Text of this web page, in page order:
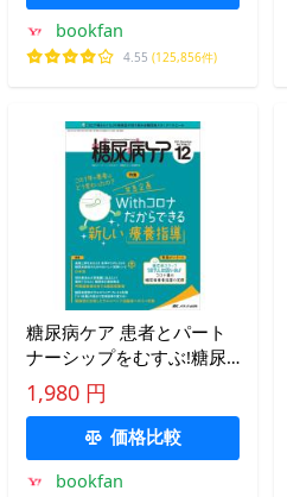
bookfan
4.55 (125,856件)
糖尿病ケア 患者とパート
ナーシップをむすぶ!糖尿
病スタッフ応援専門誌
Vol.18No.12(2021-12)
1,980 円
価格比較
bookfan